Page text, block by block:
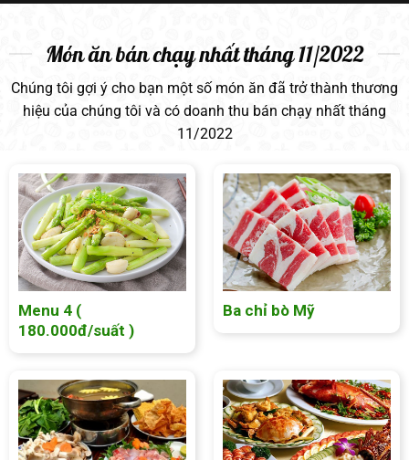
Món ăn bán chạy nhất tháng 11/2022
Chúng tôi gợi ý cho bạn một số món ăn đã trở thành thương
hiệu của chúng tôi và có doanh thu bán chạy nhất tháng
11/2022
Menu 4 (
180.000đ/suất )
Ba chỉ bò Mỹ